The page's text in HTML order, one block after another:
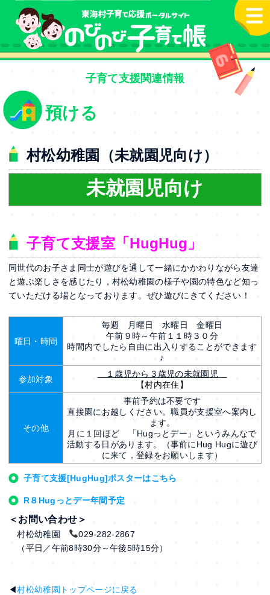
本文へ
子育て支援関連情報
預ける
村松幼稚園（未就園児向け）
未就園児向け
子育て支援室「HugHug」
同世代のお子さま同士が遊びを通して一緒にかかわりながら友達
と遊ぶ楽しさを感じたり，村松幼稚園の様子や園の特色など知っ
ていただける場となっております。ぜひ遊びにきてください！
曜日・時間
毎週 月曜日 水曜日 金曜日
午前９時～午前１１時３０分
時間内でしたら自由に出入りすることができます
♪
参加対象
１歳児から３歳児の未就園児
【村内在住】
その他
事前予約は不要です
直接園にお越しください。職員が支援室へ案内し
ます。
月に１回ほど 「Hugっとデー」というみんなで
活動する日があります。（事前にHug Hugに遊び
に来て，登録をお願いします）
子育て支援[HugHug]ポスターはこちら
R８Hugっとデー年間予定
＜お問い合わせ＞
村松幼稚園
029-282-2867
（平日／午前8時30分～午後5時15分）
◀村松幼稚園トップページに戻る